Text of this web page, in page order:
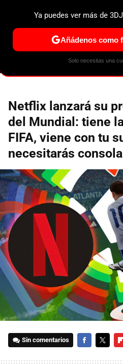
ESPECIALES PS5
Netflix lanzará su
del Mundial: tiene
FIFA, viene con tu
necesitarás consola
Sin comentarios
Ya puedes ver más de
Añádenos como
Solo necesitas una